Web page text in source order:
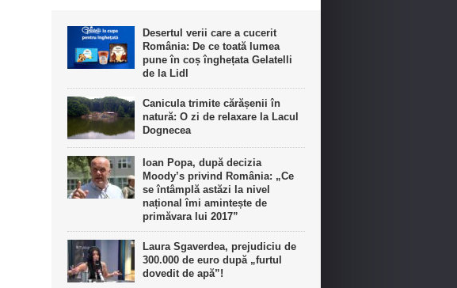
Desertul verii care a cucerit
România: De ce toată lumea
pune în coș înghețata Gelatelli
de la Lidl
Canicula trimite cărășenii în
natură: O zi de relaxare la Lacul
Dognecea
Ioan Popa, după decizia
Moody’s privind România: „Ce
se întâmplă astăzi la nivel
național îmi amintește de
primăvara lui 2017”
Laura Sgaverdea, prejudiciu de
300.000 de euro după „furtul
dovedit de apă”!